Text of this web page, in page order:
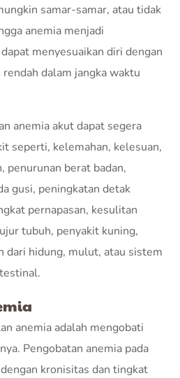
samar-samar, atau tidak
anemia menjadi
menyesuaikan diri dengan
dalam jangka waktu
anemia akut dapat segera
seperti, kelemahan, kelesuan,
penurunan berat badan,
gusi, peningkatan detak
pernapasan, kesulitan
tubuh, penyakit kuning,
dari hidung, mulut, atau sistem
anemia adalah mengobati
Pengobatan anemia pada
kronisitas dan tingkat